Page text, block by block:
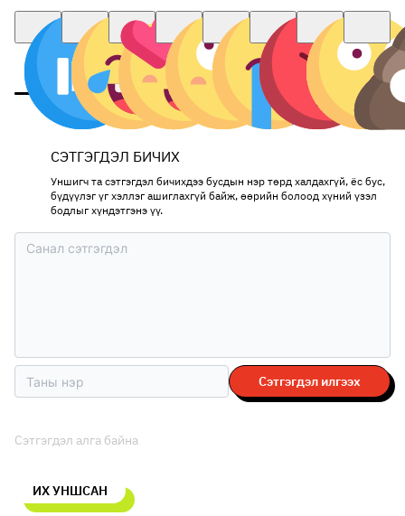
СЭТГЭГДЭЛ БИЧИХ
Уншигч та сэтгэгдэл бичихдээ бусдын нэр төрд халдахгүй, ёс бус,
бүдүүлэг үг хэллэг ашиглахгүй байж, өөрийн болоод хүний үзэл
бодлыг хүндэтгэнэ үү.
Сэтгэгдэл илгээх
Сэтгэгдэл алга байна
ИХ УНШСАН